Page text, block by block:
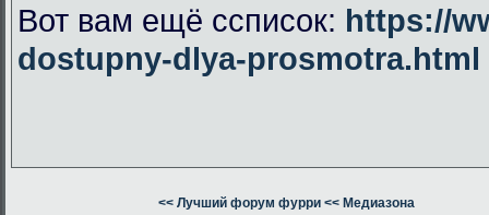
Вот вам ещё ссписок: https://
dostupny-dlya-prosmotra.html
<< Лучший форум фурри << Медиазона